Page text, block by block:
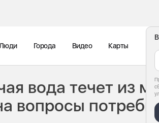
Города Видео Карты
вода течет из
вопросы